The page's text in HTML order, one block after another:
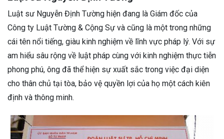
Luật sư Nguyễn Định Tường hiện đang là Giám đốc của
Công ty Luật Tường & Cộng Sự và cũng là một trong những
cái tên nổi tiếng, giàu kinh nghiệm về lĩnh vực pháp lý. Với sự
am hiểu sâu rộng về luật pháp cùng với kinh nghiệm thực tiễn
phong phú, ông đã thể hiện sự xuất sắc trong việc đại diện
cho thân chủ tại tòa, bảo vệ quyền lợi của họ một cách kiên
định và thông minh.